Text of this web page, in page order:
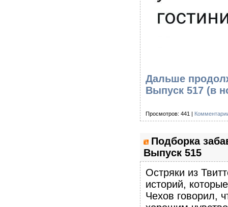
Дальше
Выпуск 517 (в
Просмотров: 441 |
Подборка
Выпуск 515
Остряки из
историй,
Чехов говорил,